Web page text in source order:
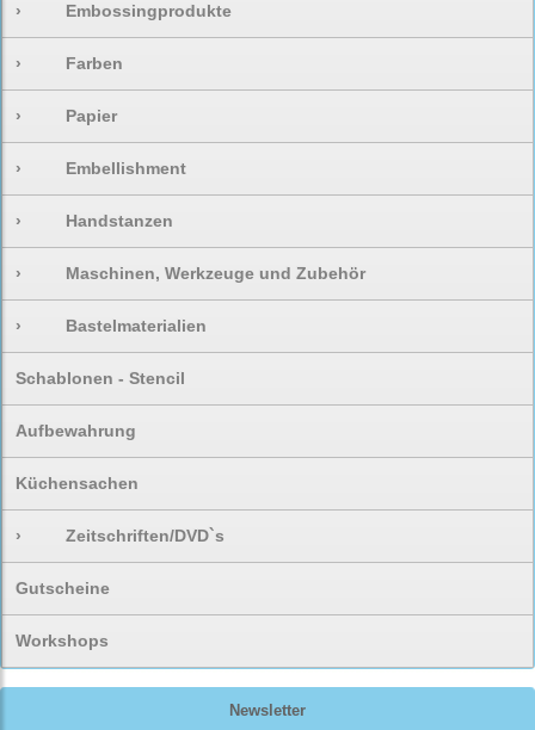
› Embossingprodukte
› Farben
› Papier
› Embellishment
› Handstanzen
› Maschinen, Werkzeuge und Zubehör
› Bastelmaterialien
Schablonen - Stencil
Aufbewahrung
Küchensachen
› Zeitschriften/DVD`s
Gutscheine
Workshops
Newsletter